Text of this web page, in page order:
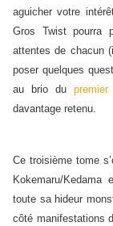
aguicher votre
Gros Twist pourra
attentes de chacun
poser quelques
au brio du
davantage retenu.
Ce troisième tome
Kokemaru/
toute sa hideur
côté manifestations